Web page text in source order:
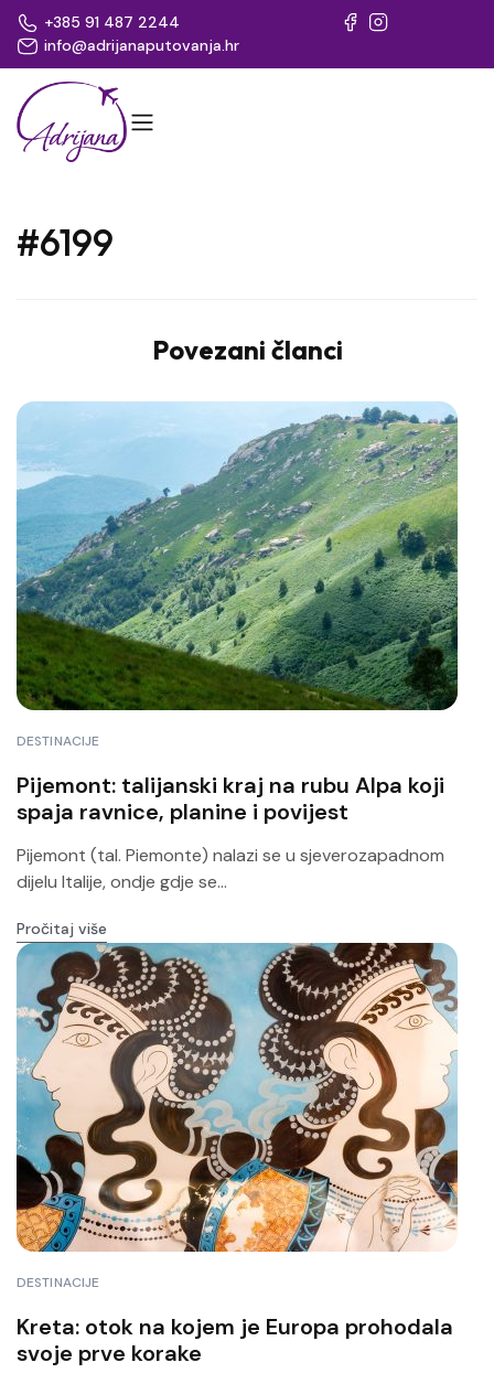
+385 91 487 2244
info@adrijanaputovanja.hr
#6199
Povezani članci
DESTINACIJE
Pijemont: talijanski kraj na rubu Alpa koji
spaja ravnice, planine i povijest
Pijemont (tal. Piemonte) nalazi se u sjeverozapadnom
dijelu Italije, ondje gdje se...
Pročitaj više
DESTINACIJE
Kreta: otok na kojem je Europa prohodala
svoje prve korake